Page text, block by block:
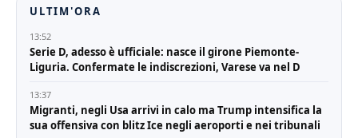
ULTIM'ORA
13:52
Serie D, adesso è ufficiale: nasce il girone Piemonte-
Liguria. Confermate le indiscrezioni, Varese va nel D
13:37
Migranti, negli Usa arrivi in calo ma Trump intensifica la
sua offensiva con blitz Ice negli aeroporti e nei tribunali